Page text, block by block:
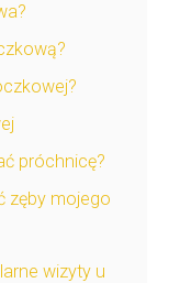
próchnicę?
zęby mojego
wizyty u